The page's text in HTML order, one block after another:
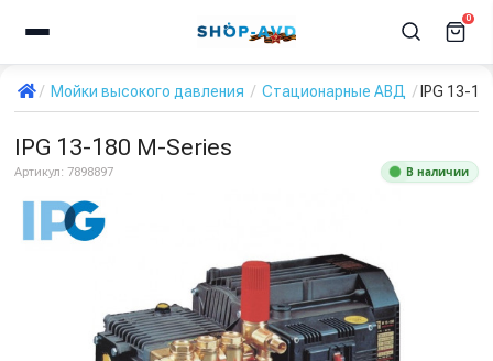
0
Мойки высокого давления Стационарные АВД IPG 13-
IPG 13-180 M-Series
Артикул: 7898897 В наличии